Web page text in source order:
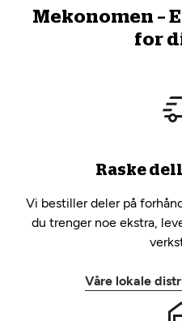
Mekonomen –
for
Raske
Vi bestiller deler på
du trenger noe ekstra,
Våre lokale